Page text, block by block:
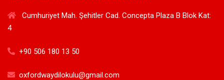
Cumhuriyet Mah. Şehitler Cad. Concepta Plaza B Blok Kat:
4
+90 506 180 13 50
oxfordwaydilokulu@gmail.com